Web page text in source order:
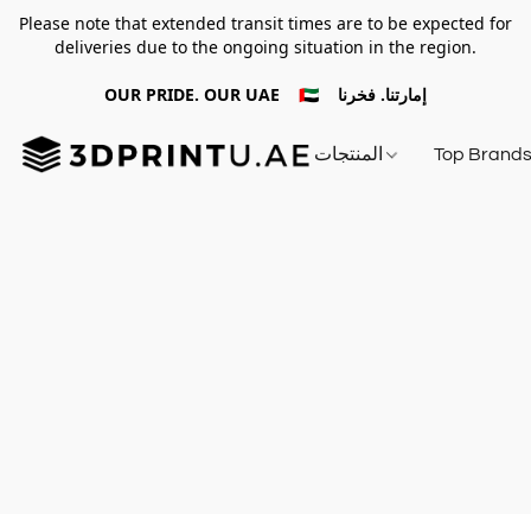
Please note that extended transit times are to be expected for
deliveries due to the ongoing situation in the region.
OUR PRIDE. OUR UAE 🇦🇪 إمارتنا. فخرنا
المنتجات Top